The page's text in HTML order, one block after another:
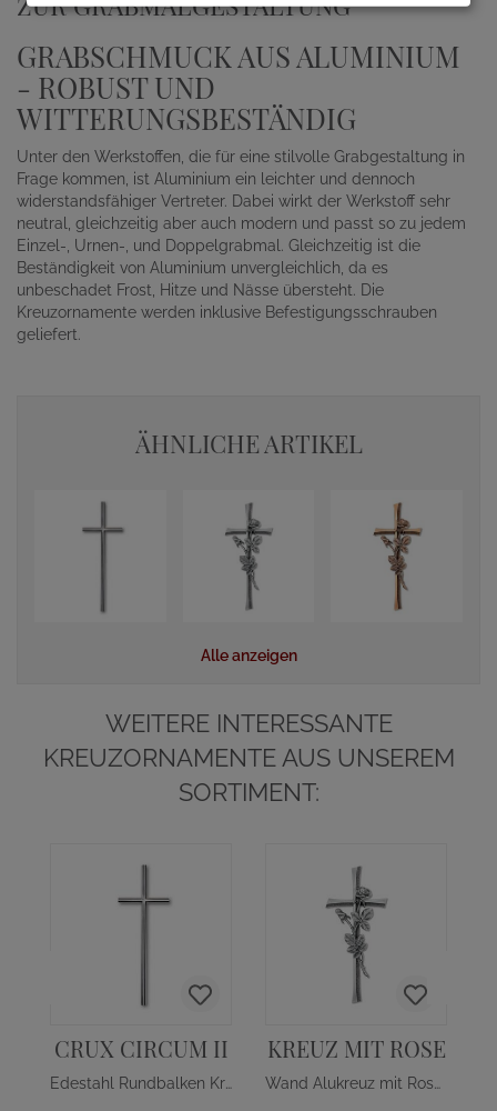
GRABSCHMUCK AUS ALUMINIUM
- ROBUST UND
WITTERUNGSBESTÄNDIG
Unter den Werkstoffen, die für eine stilvolle Grabgestaltung in
Frage kommen, ist Aluminium ein leichter und dennoch
widerstandsfähiger Vertreter. Dabei wirkt der Werkstoff sehr
neutral, gleichzeitig aber auch modern und passt so zu jedem
Einzel-, Urnen-, und Doppelgrabmal. Gleichzeitig ist die
Beständigkeit von Aluminium unvergleichlich, da es
unbeschadet Frost, Hitze und Nässe übersteht. Die
Kreuzornamente werden inklusive Befestigungsschrauben
geliefert.
ÄHNLICHE ARTIKEL
Alle anzeigen
WEITERE INTERESSANTE
KREUZORNAMENTE AUS UNSEREM
SORTIMENT:
CRUX CIRCUM II
Edestahl Rundbalken Kreuz für Grab
KREUZ MIT ROSE
Wand Alukreuz mit Rosenblüten